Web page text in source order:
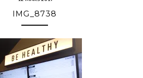
IMG_8738